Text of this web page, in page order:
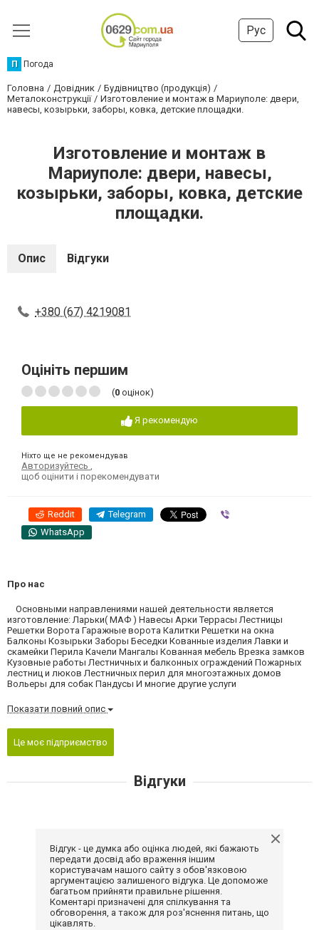
Рус
П Погода
Головна Довідник
Будівництво (продукція)
Металоконструкції
Изготовление и монтаж в Мариуполе: двери,
навесы, козырьки, заборы, ковка, детские площадки.
Изготовление и монтаж в
Мариуполе: двери, навесы,
козырьки, заборы, ковка, детские
площадки.
Опис Відгуки
+380 (67) 4219081
Оцініть першим
(0 оцінок)
Я рекомендую
Ніхто ще не рекомендував
Авторизуйтесь
щоб оцінити і порекомендувати
Reddit Telegram
WhatsApp
Про нас
Основными направлениями нашей деятельности является
изготовление: Ларьки( МАФ ) Навесы Арки Террасы Лестницы
Решетки Ворота Гаражные ворота Калитки Решетки на окна
Балконы Козырьки Заборы Беседки Кованные изделия Лавки и
скамейки Перила Качели Мангалы Кованная мебель Врезка замков
Кузовные работы Лестничных и балконных ограждений Пожарных
лестниц и люков Лестничных перил для многоэтажных домов
Вольеры для собак Пандусы И многие другие услуги
Показати повний опис
Це моє підприємство
Відгуки
Відгук - це думка або оцінка людей, які бажають
передати досвід або враження іншим
користувачам нашого сайту з обов'язковою
аргументацією залишеного відгука. Це допоможе
багатьом прийняти правильне рішення.
Коментарі призначені для спілкування та
обговорення, а також для роз'яснення питань, що
цікавлять.